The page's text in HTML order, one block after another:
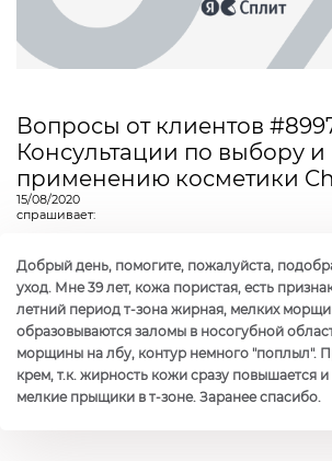
Вопросы от клиентов
Консультации по выбору и
применению косметики
15/08/2020
спрашивает:
Добрый день, помогите, пожалуйста,
уход. Мне 39 лет, кожа пористая, есть
летний период т-зона жирная, мелких
образовываются заломы в носогубной
морщины на лбу, контур немного "поплыл".
крем, т.к. жирность кожи сразу повышается
мелкие прыщики в т-зоне. Заранее спасибо.